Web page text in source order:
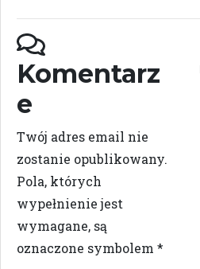
Komentarz
e
Twój adres email nie
zostanie opublikowany.
Pola, których
wypełnienie jest
wymagane, są
oznaczone symbolem *